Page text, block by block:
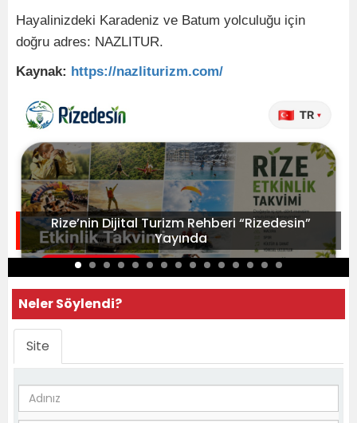
Hayalinizdeki Karadeniz ve Batum yolculuğu için
doğru adres: NAZLITUR.
Kaynak: https://nazliturizm.com/
Rize’nin Dijital Turizm Rehberi “Rizedesin”
Yayında
Neler Söylendi?
Site